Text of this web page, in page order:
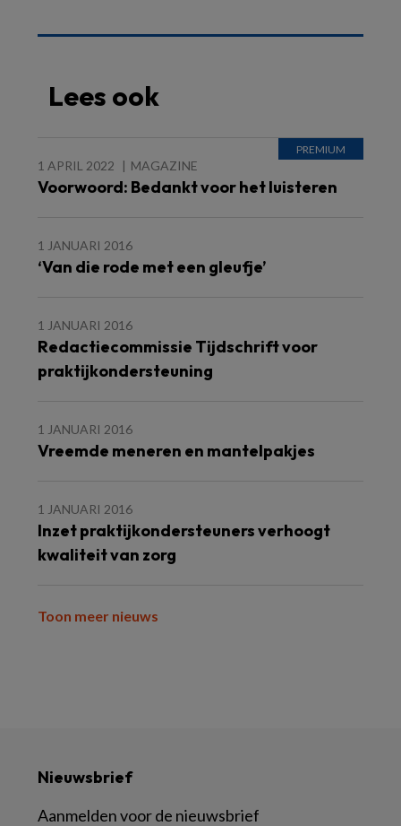
Lees ook
1 APRIL 2022 MAGAZINE
Voorwoord: Bedankt voor het luisteren
1 JANUARI 2016
‘Van die rode met een gleufje’
1 JANUARI 2016
Redactiecommissie Tijdschrift voor
praktijkondersteuning
1 JANUARI 2016
Vreemde meneren en mantelpakjes
1 JANUARI 2016
Inzet praktijkondersteuners verhoogt
kwaliteit van zorg
Toon meer nieuws
Nieuwsbrief
Aanmelden voor de nieuwsbrief